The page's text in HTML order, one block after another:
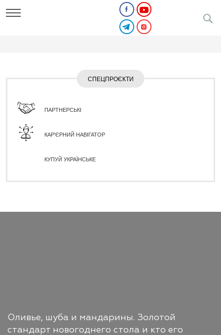
СПЕЦПРОЄКТИ
ПАРТНЕРСЬКІ
КАР'ЄРНИЙ НАВІГАТОР
КУПУЙ УКРАЇНСЬКЕ
Оливье, шуба и мандарины. Золотой
стандарт новогоднего стола и кто его